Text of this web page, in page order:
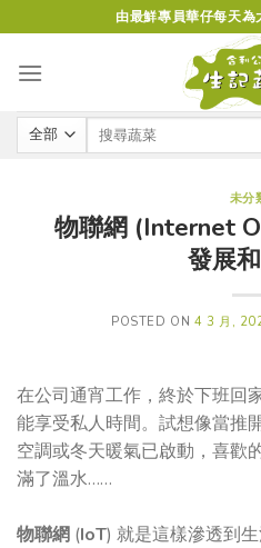
to
content
由最鮮專員華仔每天
未分
物聯網 (Internet
發展
POSTED ON 4 3 月,
在公司通宵工作，終於下班回
能享受私人時間。試想像當推
空調或冬天暖氣已啟動，喜歡
滿了溫水……
物聯網 (IoT) 就是這樣滲透到